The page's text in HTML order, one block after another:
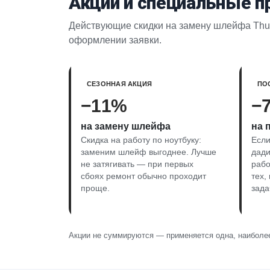
Действующие скидки на замену шлейфа
оформлении заявки.
СЕЗОННАЯ АКЦИЯ
−11%
на замену шлейфа
Скидка на работу по ноутбуку:
заменим шлейф выгоднее. Лучше
не затягивать — при первых
сбоях ремонт обычно проходит
проще.
на
тех,
Акции не суммируются — применяется одна,